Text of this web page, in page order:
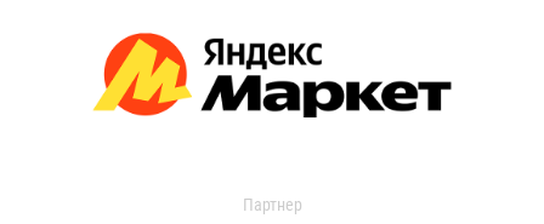
Партнер